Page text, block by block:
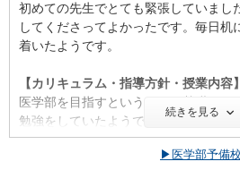
初めての先生でとても緊張していまし
してくださってよかったです。毎日机
着いたようです。
【カリキュラム・指導方針・授業内容】
医学部を目指すというよりは基礎を組
勉強をしていたようです。応用編も勉
んばっていたようです。
続きを見る
▶医学部予備